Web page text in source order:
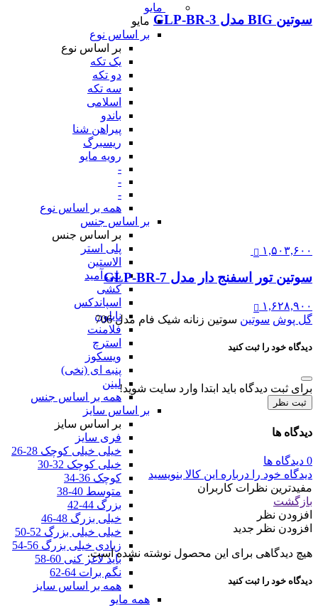
مایو
مایو
بر اساس نوع
بر اساس نوع
یک تکه
دو تکه
سه تکه
اسلامی
باندو
پیراهن شنا
ریسبرگ
رویه مایو
-
-
-
همه بر اساس نوع
بر اساس جنس
بر اساس جنس
پلی استر
الاستین
پلی آمید
کشی
اسپاندکس
نایلون
فلامنت
استرچ
ویسکوز
پنبه ای (نخی)
لینن
همه بر اساس جنس
بر اساس سایز
بر اساس سایز
فری سایز
خیلی خیلی کوچک 28-26
خیلی کوچک 32-30
کوچک 36-34
متوسط 40-38
بزرگ 44-42
خیلی بزرگ 48-46
خیلی خیلی بزرگ 52-50
زیادی خیلی بزرگ 56-54
باید لاغر کنی 60-58
نگم برات 64-62
همه بر اساس سایز
همه مایو
سوتین BIG مدل GLP-BR-3
۱,۵۰۳,۶۰۰
سوتین تور اسفنج دار مدل GLP-BR-7
۱,۶۲۸,۹۰۰
گل پوش سوتین سوتین زنانه شیک فام مدل 706
دیدگاه خود را ثبت کنید
برای ثبت دیدگاه باید ابتدا وارد سایت شوید!
ثبت نظر
دیدگاه ها
0 دیدگاه ها
دیدگاه خود را درباره این کالا بنویسید
مفیدترین نظرات کاربران
بازگشت
افزودن نظر
افزودن نظر جدید
هیچ دیدگاهی برای این محصول نوشته نشده است.
دیدگاه خود را ثبت کنید